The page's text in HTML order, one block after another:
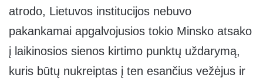
atrodo, Lietuvos institucijos nebuvo
pakankamai apgalvojusios tokio Minsko atsako
į laikinosios sienos kirtimo punktų uždarymą,
kuris būtų nukreiptas į ten esančius vežėjus ir